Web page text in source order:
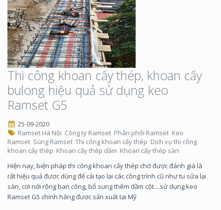
Thi công khoan cấy thép, khoan cấy
bulong hiệu quả sử dụng keo
Ramset G5
25-09-2020
Ramset Hà Nội Công ty Ramset Phân phối Ramset Keo
Ramset Súng Ramset Thi công khoan cấy thép Dịch vụ thi công
khoan cấy thép Khoan cấy thép dầm Khoan cấy thép sàn
Hiện nay, biện pháp thi công khoan cấy thép chờ được đánh giá là
rất hiệu quả được dùng để cải tạo lại các công trình cũ như tu sửa lại
sàn, cơi nới rộng ban công, bổ sung thêm dầm cột....sử dụng keo
Ramset G5 chính hãng được sản xuất tại Mỹ